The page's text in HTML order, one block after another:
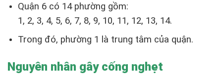
Quận 6 có 14 phường gồm:
1, 2, 3, 4, 5, 6, 7, 8, 9, 10, 11, 12, 13, 14.
Trong đó, phường 1 là trung tâm của quận.
Nguyên nhân gây cống nghẹt